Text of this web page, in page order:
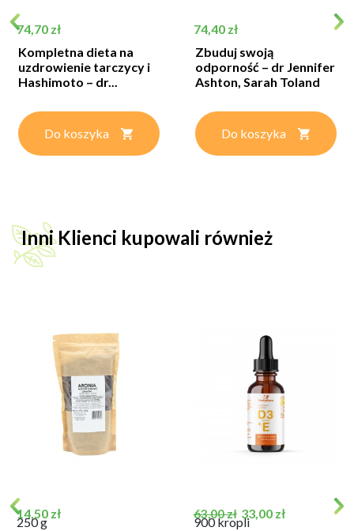
Cena
74,70 zł
Kompletna dieta na
uzdrowienie tarczycy i
Hashimoto – dr...
Do koszyka
Cena
74,40 zł
Zbuduj swoją
odporność – dr Jennifer
Ashton, Sarah Toland
Do koszyka
Inni Klienci kupowali również
Cena
14,50 zł
250 g
Cena podstawowa
63,00 zł Cena
33,00 zł
900 kropli